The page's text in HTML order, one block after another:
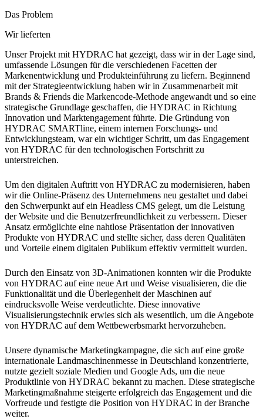
Das Problem
Wir lieferten
Unser Projekt mit HYDRAC hat gezeigt, dass wir in der Lage sind,
umfassende Lösungen für die verschiedenen Facetten der
Markenentwicklung und Produkteinführung zu liefern. Beginnend
mit der Strategieentwicklung haben wir in Zusammenarbeit mit
Brands & Friends die Markencode-Methode angewandt und so eine
strategische Grundlage geschaffen, die HYDRAC in Richtung
Innovation und Marktengagement führte. Die Gründung von
HYDRAC SMARTline, einem internen Forschungs- und
Entwicklungsteam, war ein wichtiger Schritt, um das Engagement
von HYDRAC für den technologischen Fortschritt zu
unterstreichen.
Um den digitalen Auftritt von HYDRAC zu modernisieren, haben
wir die Online-Präsenz des Unternehmens neu gestaltet und dabei
den Schwerpunkt auf ein Headless CMS gelegt, um die Leistung
der Website und die Benutzerfreundlichkeit zu verbessern. Dieser
Ansatz ermöglichte eine nahtlose Präsentation der innovativen
Produkte von HYDRAC und stellte sicher, dass deren Qualitäten
und Vorteile einem digitalen Publikum effektiv vermittelt wurden.
Durch den Einsatz von 3D-Animationen konnten wir die Produkte
von HYDRAC auf eine neue Art und Weise visualisieren, die die
Funktionalität und die Überlegenheit der Maschinen auf
eindrucksvolle Weise verdeutlichte. Diese innovative
Visualisierungstechnik erwies sich als wesentlich, um die Angebote
von HYDRAC auf dem Wettbewerbsmarkt hervorzuheben.
Unsere dynamische Marketingkampagne, die sich auf eine große
internationale Landmaschinenmesse in Deutschland konzentrierte,
nutzte gezielt soziale Medien und Google Ads, um die neue
Produktlinie von HYDRAC bekannt zu machen. Diese strategische
Marketingmaßnahme steigerte erfolgreich das Engagement und die
Vorfreude und festigte die Position von HYDRAC in der Branche
weiter.